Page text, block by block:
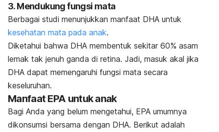
3. Mendukung fungsi mata
Berbagai studi menunjukkan manfaat DHA untuk
kesehatan mata pada anak.
Diketahui bahwa DHA membentuk sekitar 60% asam
lemak tak jenuh ganda di retina. Jadi, masuk akal jika
DHA dapat memengaruhi fungsi mata secara
keseluruhan.
Manfaat EPA untuk anak
Bagi Anda yang belum mengetahui, EPA umumnya
dikonsumsi bersama dengan DHA. Berikut adalah